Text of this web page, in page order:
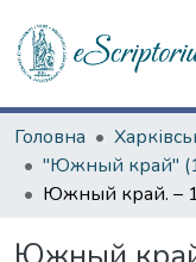
Головна